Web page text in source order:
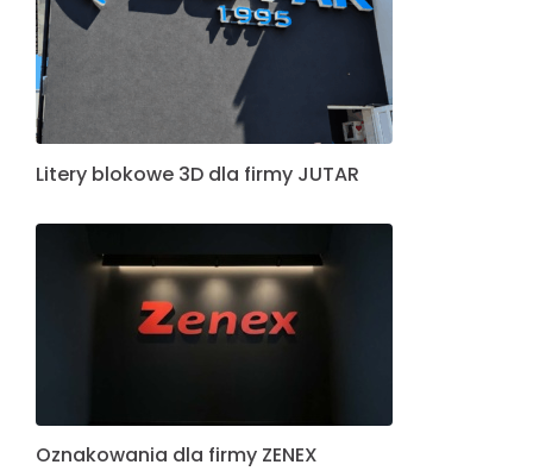
Litery blokowe 3D dla firmy JUTAR
Oznakowania dla firmy ZENEX